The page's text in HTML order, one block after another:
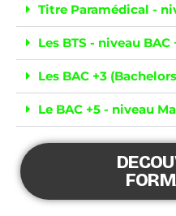
Titre Paramédical -
Les BTS - niveau BAC
Les BAC +3
Le BAC +5 - niveau